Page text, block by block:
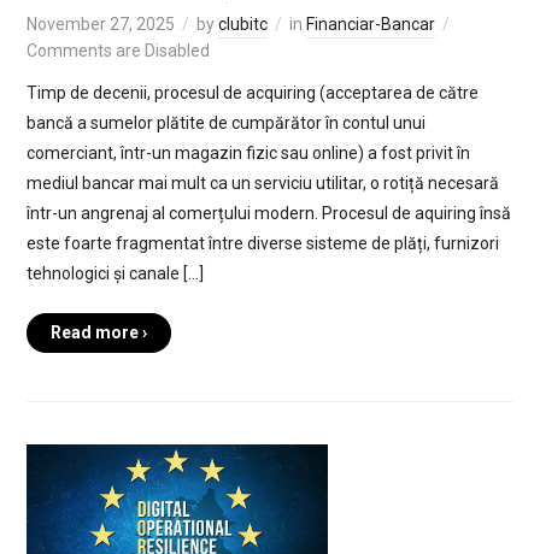
November 27, 2025 byclubitc in Financiar-Bancar
Comments are Disabled
Timp de decenii, procesul de acquiring (acceptarea de către
bancă a sumelor plătite de cumpărător în contul unui
comerciant, într-un magazin fizic sau online) a fost privit în
mediul bancar mai mult ca un serviciu utilitar, o rotiță necesară
într-un angrenaj al comerțului modern. Procesul de aquiring însă
este foarte fragmentat între diverse sisteme de plăți, furnizori
tehnologici și canale […]
Read more ›